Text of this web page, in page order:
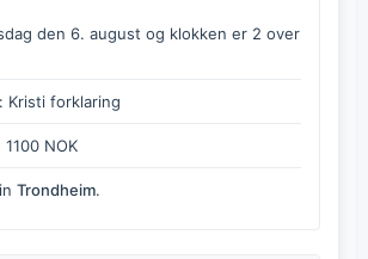
den 6. august og klokken er 2 over
Kristi forklaring
1100 NOK
Trondheim.